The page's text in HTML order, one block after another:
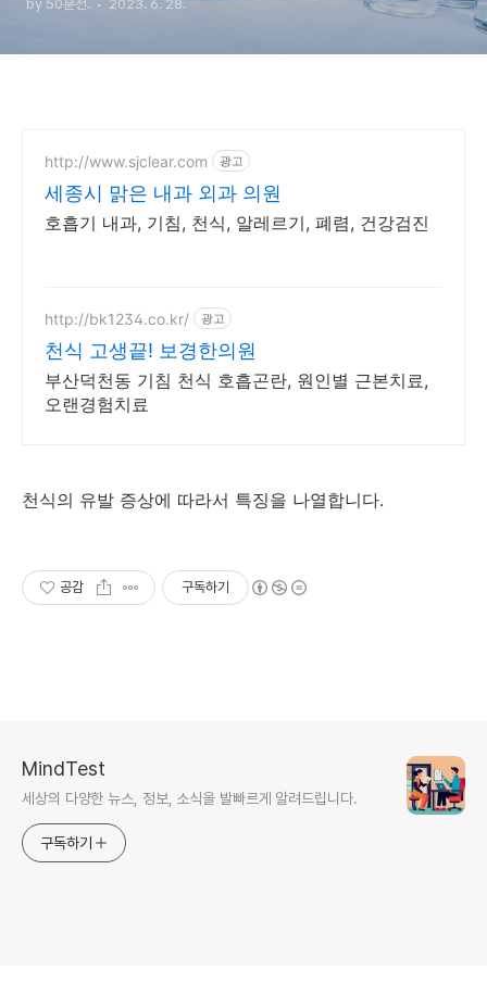
by 50분전. 2023. 6. 28.
http://www.sjclear.com 광고
세종시 맑은 내과 외과 의원
호흡기 내과, 기침, 천식, 알레르기, 폐렴, 건강검진
http://bk1234.co.kr/ 광고
천식 고생끝! 보경한의원
부산덕천동 기침 천식 호흡곤란, 원인별 근본치료,
오랜경험치료
천식의 유발 증상에 따라서 특징을 나열합니다.
공감 구독하기
MindTest
세상의 다양한 뉴스, 정보, 소식을 발빠르게 알려드립니다.
구독하기